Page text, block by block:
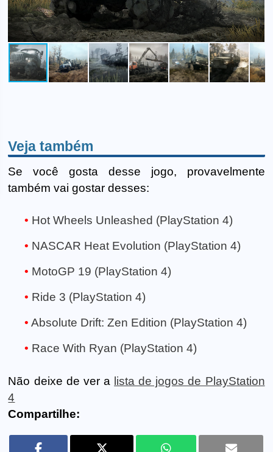
Veja também
Se você gosta desse jogo, provavelmente
também vai gostar desses:
Hot Wheels Unleashed (PlayStation 4)
NASCAR Heat Evolution (PlayStation 4)
MotoGP 19 (PlayStation 4)
Ride 3 (PlayStation 4)
Absolute Drift: Zen Edition (PlayStation 4)
Race With Ryan (PlayStation 4)
Não deixe de ver a lista de jogos de PlayStation
4
Compartilhe: